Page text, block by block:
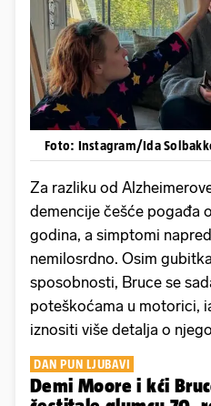
Foto: Instagram/Ida
Za razliku od
demencije češće pogađa
godina, a simptomi
nemilosrdno. Osim
sposobnosti, Bruce se
poteškoćama u motorici,
iznositi više detalja o
DAN PUN LJUBAVI
Demi Moore i kći